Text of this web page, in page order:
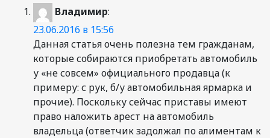
Владимир:
23.06.2016 в 15:56
Данная статья очень полезна тем гражданам,
которые собираются приобретать автомобиль
у «не совсем» официального продавца (к
примеру: с рук, б/у автомобильная ярмарка и
прочие). Поскольку сейчас приставы имеют
право наложить арест на автомобиль
владельца (ответчик задолжал по алиментам к